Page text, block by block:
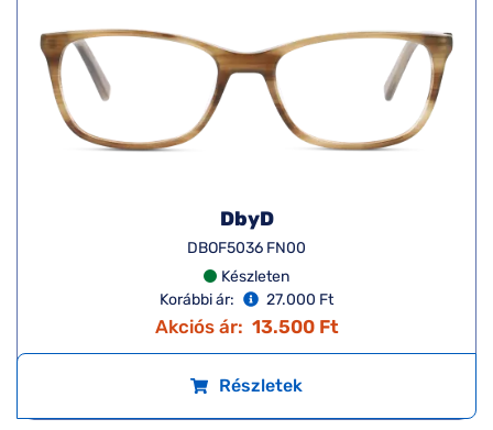
DbyD
DBOF5036 FN00
Készleten
Korábbi ár:
27.000 Ft
Akciós ár: 13.500 Ft
Részletek